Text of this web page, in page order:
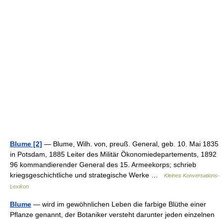
Blume [2] — Blume, Wilh. von, preuß. General, geb. 10. Mai 1835
in Potsdam, 1885 Leiter des Militär Ökonomiedepartements, 1892
96 kommandierender General des 15. Armeekorps; schrieb
kriegsgeschichtliche und strategische Werke …
Kleines Konversations-
Lexikon
Blume — wird im gewöhnlichen Leben die farbige Blüthe einer
Pflanze genannt, der Botaniker versteht darunter jeden einzelnen